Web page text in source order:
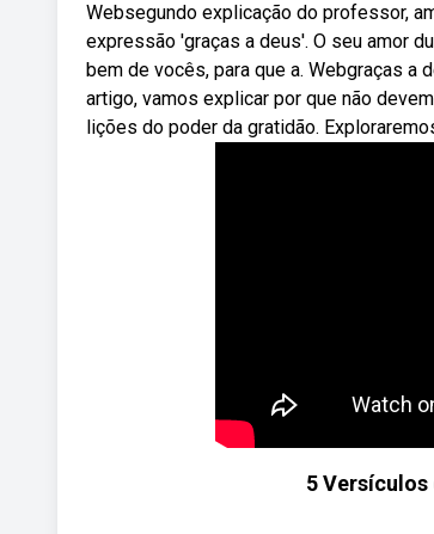
Websegundo explicação do professor,
expressão 'graças a deus'. O seu amor
bem de vocês, para que a. Webgraças a
artigo, vamos explicar por que não
lições do poder da gratidão.
5 Versículos